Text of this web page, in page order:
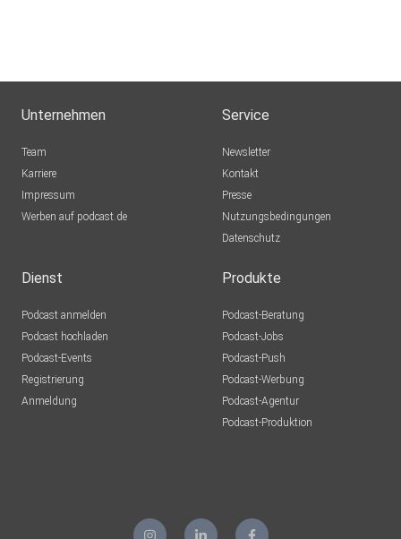
TapPhan
t60mas
Nordstrand
Minnie98
Augsburg
Unternehmen
Team
Karriere
Impressum
Werben auf podcast.de
Service
Newsletter
Kontakt
Presse
Nutzungsbedingungen
Datenschutz
Dienst
Podcast anmelden
Podcast hochladen
Podcast-Events
Registrierung
Anmeldung
Produkte
Podcast-Beratung
Podcast-Jobs
Podcast-Push
Podcast-Werbung
Podcast-Agentur
Podcast-Produktion